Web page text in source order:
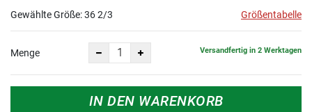
Gewählte Größe:36 2/3 Größentabelle
Menge Versandfertig in 2 Werktagen
IN DEN WARENKORB